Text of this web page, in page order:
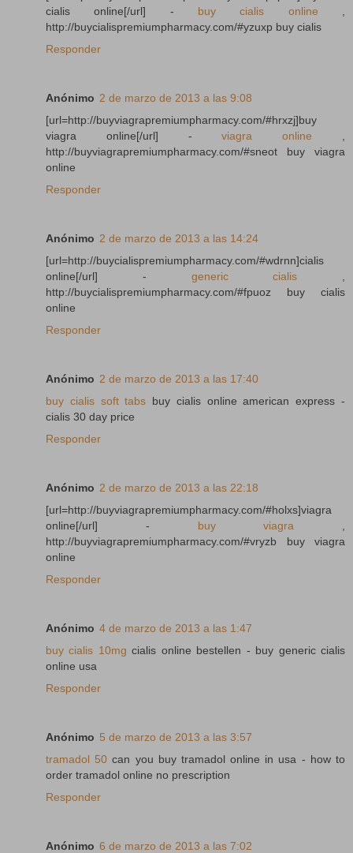
cialis online[/url] - buy cialis online
http://buycialispremiumpharmacy.com/#yzuxp buy cialis
Responder
Anónimo 2 de marzo de 2013 a las 9:08
[url=http://buyviagrapremiumpharmacy.com/#hrxzj]buy
viagra online[/url] -viagra online
http://buyviagrapremiumpharmacy.com/#sneot buy viagra
online
Responder
Anónimo 2 de marzo de 2013 a las 14:24
[url=http://buycialispremiumpharmacy.com/#wdrnn]cialis
online[/url] - generic cialis
http://buycialispremiumpharmacy.com/#fpuoz buy cialis
online
Responder
Anónimo 2 de marzo de 2013 a las 17:40
buy cialis soft tabs buy cialis online american express -
cialis 30 day price
Responder
Anónimo 2 de marzo de 2013 a las 22:18
[url=http://buyviagrapremiumpharmacy.com/#holxs]viagra
online[/url] - buy viagra
http://buyviagrapremiumpharmacy.com/#vryzb buy viagra
online
Responder
Anónimo 4 de marzo de 2013 a las 1:47
buy cialis 10mg cialis online bestellen - buy generic cialis
online usa
Responder
Anónimo 5 de marzo de 2013 a las 3:57
tramadol 50 can you buy tramadol online in usa - how to
order tramadol online no prescription
Responder
Anónimo 6 de marzo de 2013 a las 7:02